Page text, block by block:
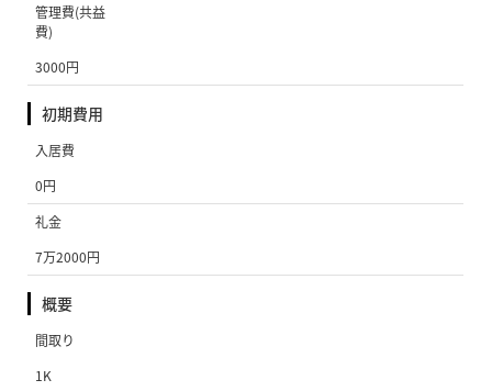
管理費(共益
費)
3000円
初期費用
入居費
0円
礼金
7万2000円
概要
間取り
1K